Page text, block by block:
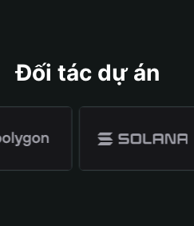
Đối tác dự án